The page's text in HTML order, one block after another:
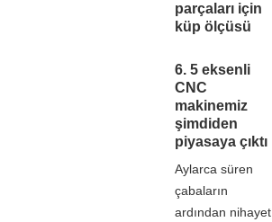
parçaları için
küp ölçüsü
6. 5 eksenli
CNC
makinemiz
şimdiden
piyasaya çıktı
Aylarca süren
çabaların
ardından nihayet